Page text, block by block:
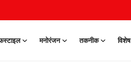
मनोरंजन तकनीक विशेष